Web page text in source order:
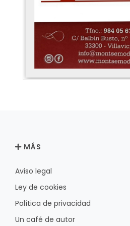
MÁS
Aviso legal
Ley de cookies
Política de privacidad
Un café de autor